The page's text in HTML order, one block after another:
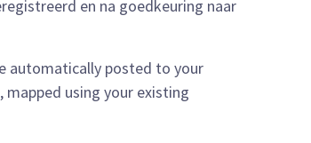
en na goedkeuring naar
automatically posted to your
mapped using your existing